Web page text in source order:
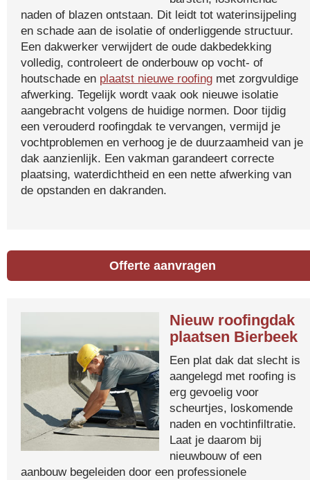
naden of blazen ontstaan. Dit leidt tot waterinsijpeling
en schade aan de isolatie of onderliggende structuur.
Een dakwerker verwijdert de oude dakbedekking
volledig, controleert de onderbouw op vocht- of
houtschade en plaatst nieuwe roofing met zorgvuldige
afwerking. Tegelijk wordt vaak ook nieuwe isolatie
aangebracht volgens de huidige normen. Door tijdig
een verouderd roofingdak te vervangen, vermijd je
vochtproblemen en verhoog je de duurzaamheid van je
dak aanzienlijk. Een vakman garandeert correcte
plaatsing, waterdichtheid en een nette afwerking van
de opstanden en dakranden.
Offerte aanvragen
Nieuw roofingdak
plaatsen Bierbeek
Een plat dak dat slecht is
aangelegd met roofing is
erg gevoelig voor
scheurtjes, loskomende
naden en vochtinfiltratie.
Laat je daarom bij
nieuwbouw of een
aanbouw begeleiden door een professionele